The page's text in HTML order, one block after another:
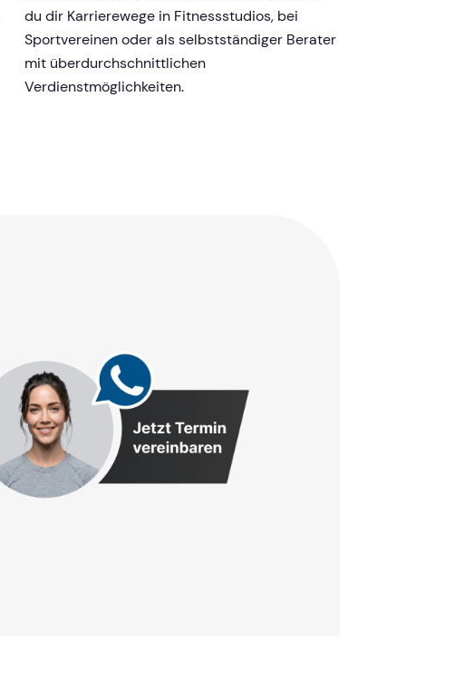
du dir Karrierewege in Fitnessstudios, bei
Sportvereinen oder als selbstständiger Berater
mit überdurchschnittlichen
Verdienstmöglichkeiten.